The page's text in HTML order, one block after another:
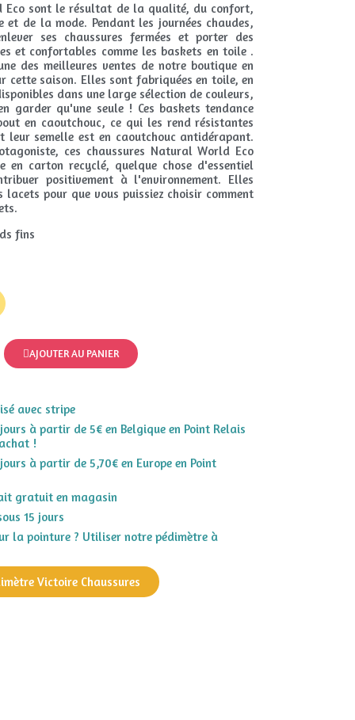
Eco sont le résultat de la qualité, du confort,
et de la mode. Pendant les journées chaudes,
ses chaussures fermées et porter des
et confortables comme les baskets en toile .
des meilleures ventes de notre boutique en
cette saison. Elles sont fabriquées en toile, en
dans une large sélection de couleurs,
garder qu'une seule ! Ces baskets tendance
en caoutchouc, ce qui les rend résistantes
leur semelle est en caoutchouc antidérapant.
ces chaussures Natural World Eco
en carton recyclé, quelque chose d'essentiel
positivement à l'environnement. Elles
lacets pour que vous puissiez choisir comment
fins
AJOUTER AU PANIER
avec stripe
à partir de 5€ en Belgique en Point Relais
!
à partir de 5,70€ en Europe en Point
gratuit en magasin
15 jours
la pointure ? Utiliser notre pédimètre à
Victoire Chaussures